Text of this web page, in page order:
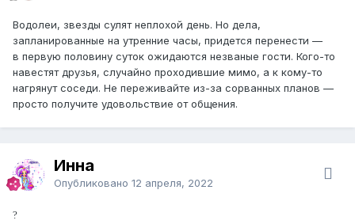
Водолеи, звезды сулят неплохой день. Но дела,
запланированные на утренние часы, придется перенести —
в первую половину суток ожидаются незваные гости. Кого-то
навестят друзья, случайно проходившие мимо, а к кому-то
нагрянут соседи. Не переживайте из-за сорванных планов —
просто получите удовольствие от общения.
Инна
Опубликовано 12 апреля, 2022
?